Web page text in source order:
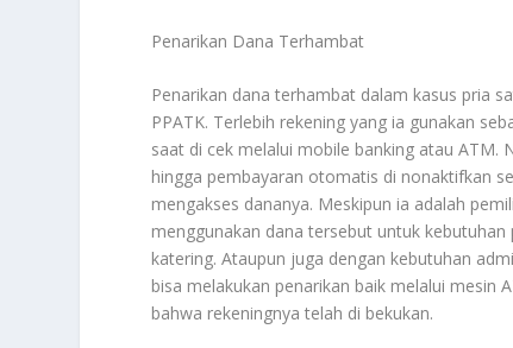
Penarikan Dana Terhambat
Penarikan dana terhambat dalam kasus pria
PPATK. Terlebih rekening yang ia gunakan
saat di cek melalui mobile banking atau ATM.
hingga pembayaran otomatis di nonaktifkan
mengakses dananya. Meskipun ia adalah
menggunakan dana tersebut untuk
katering. Ataupun juga dengan kebutuhan
bisa melakukan penarikan baik melalui mesin
bahwa rekeningnya telah di bekukan.